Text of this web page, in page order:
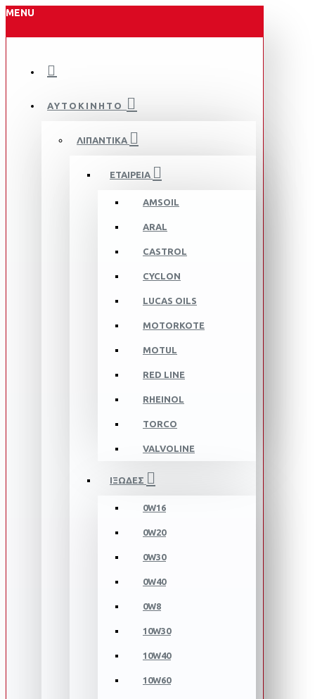
MENU
ΑΥΤΟΚΙΝΗΤΟ
ΛΙΠΑΝΤΙΚΑ
ΕΤΑΙΡΕΙΑ
AMSOIL
ARAL
CASTROL
CYCLON
LUCAS OILS
MOTORKOTE
MOTUL
RED LINE
RHEINOL
TORCO
VALVOLINE
ΙΞΩΔΕΣ
0W16
0W20
0W30
0W40
0W8
10W30
10W40
10W60